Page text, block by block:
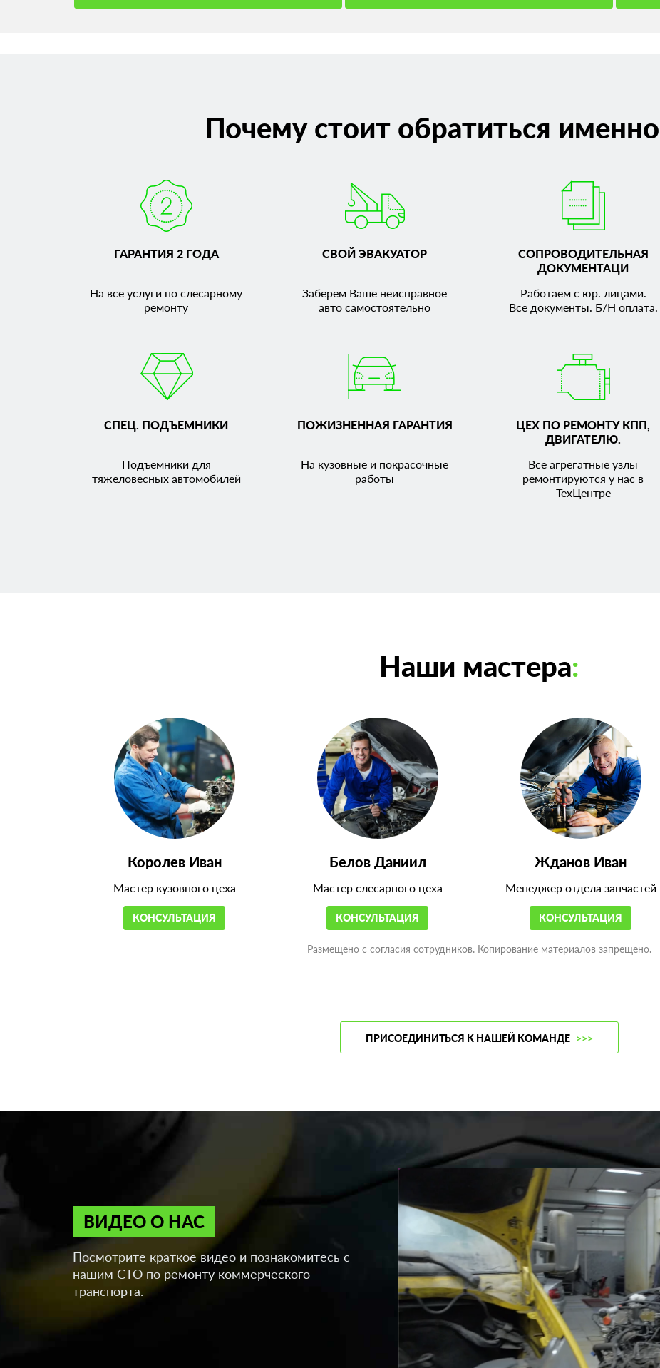
Почему стоит обратиться
ГАРАНТИЯ 2 ГОДА
На все услуги по слесарному
ремонту
СВОЙ ЭВАКУАТОР
Заберем Ваше неисправное
авто самостоятельно
СОПРОВОДИТЕЛЬНАЯ
ДОКУМЕНТАЦИ
Работаем с юр. лицами.
Все документы. Б/Н оплата.
СПЕЦ. ПОДЪЕМНИКИ
Подъемники для
тяжеловесных автомобилей
ПОЖИЗНЕННАЯ ГАРАНТИЯ
На кузовные и покрасочные
работы
ЦЕХ ПО РЕМОНТУ КПП,
ДВИГАТЕЛЮ.
Все агрегатные узлы
ремонтируются у нас в
ТехЦентре
Наши мастера:
Королев Иван
Мастер кузовного цеха
КОНСУЛЬТАЦИЯ
Белов Даниил
Мастер слесарного цеха
КОНСУЛЬТАЦИЯ
Жданов Иван
Менеджер отдела запчастей
КОНСУЛЬТАЦИЯ
Размещено с согласия сотрудников. Копирование материалов запрещено.
ПРИСОЕДИНИТЬСЯ К НАШЕЙ КОМАНДЕ >>>
ВИДЕО О НАС
Посмотрите краткое видео и познакомитесь с
нашим СТО по ремонту коммерческого
транспорта.